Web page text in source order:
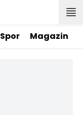
Spor Magazin